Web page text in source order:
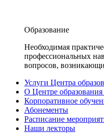
Образование
Необходимая
профессиональных
вопросов,
Услуги Центра
О Центре
Корпоративное
Абонементы
Расписание
Наши лекторы